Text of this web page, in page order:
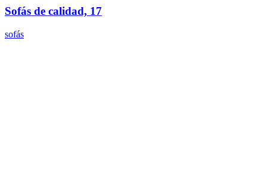
Sofás de calidad, 17
sofás